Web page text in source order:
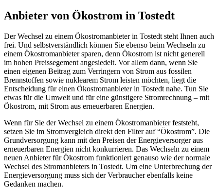
Anbieter von Ökostrom in Tostedt
Der Wechsel zu einem Ökostromanbieter in Tostedt steht Ihnen auch
frei. Und selbstverständlich können Sie ebenso beim Wechseln zu
einem Ökostromanbieter sparen, denn Ökostrom ist nicht generell
im hohen Preissegement angesiedelt. Vor allem dann, wenn Sie
einen eigenen Beitrag zum Verringern von Strom aus fossilen
Brennstoffen sowie nuklearem Strom leisten möchten, liegt die
Entscheidung für einen Ökostromanbieter in Tostedt nahe. Tun Sie
etwas für die Umwelt und für eine günstigere Stromrechnung – mit
Ökostrom, mit Strom aus erneuerbaren Energien.
Wenn für Sie der Wechsel zu einem Ökostromanbieter feststeht,
setzen Sie im Stromvergleich direkt den Filter auf “Ökostrom”. Die
Grundversorgung kann mit den Preisen der Energieversorger aus
erneuerbaren Energien nicht konkurrieren. Das Wechseln zu einem
neuen Anbieter für Ökostrom funktioniert genauso wie der normale
Wechsel des Stromanbieters in Tostedt. Um eine Unterbrechung der
Energieversorgung muss sich der Verbraucher ebenfalls keine
Gedanken machen.